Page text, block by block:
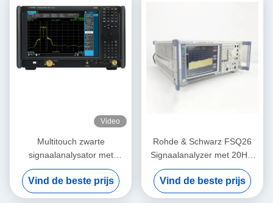
Video
Multitouch zwarte
signaalanalysator met
frequentie van 110 GHz en
analysebandbreedte van 1
GHz UXA-
Vind de beste prijs
Rohde & Schwarz FSQ26
Signaalanalyzer met 20Hz-
26.5GHz Frequentie en
High-End Dynamisch Bereik
Vind de beste prijs